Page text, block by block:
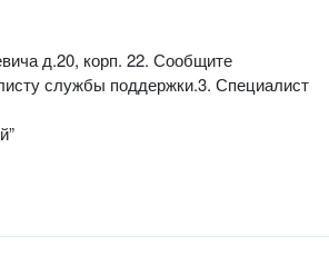
д.20, корп. 22. Сообщите
службы поддержки.3. Специалист